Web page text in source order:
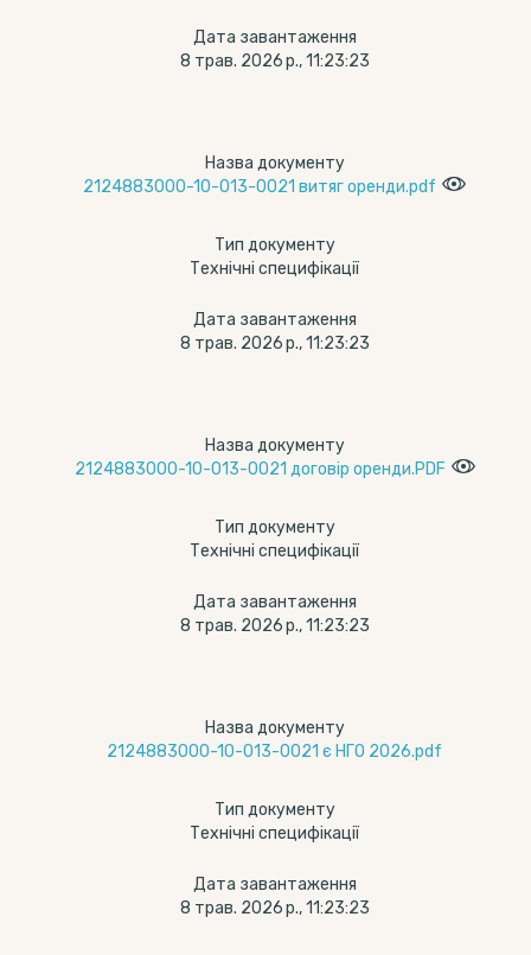
Дата завантаження
8 трав. 2026 р., 11:23:23
Назва документу
2124883000-10-013-0021 витяг оренди.pdf
Тип документу
Технічні специфікації
Дата завантаження
8 трав. 2026 р., 11:23:23
Назва документу
2124883000-10-013-0021 договір оренди.PDF
Тип документу
Технічні специфікації
Дата завантаження
8 трав. 2026 р., 11:23:23
Назва документу
2124883000-10-013-0021 є НГО 2026.pdf
Тип документу
Технічні специфікації
Дата завантаження
8 трав. 2026 р., 11:23:23